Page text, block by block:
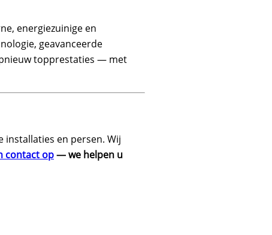
energiezuinige en
geavanceerde
topprestaties — met
en persen. Wij
contact op— we helpen u